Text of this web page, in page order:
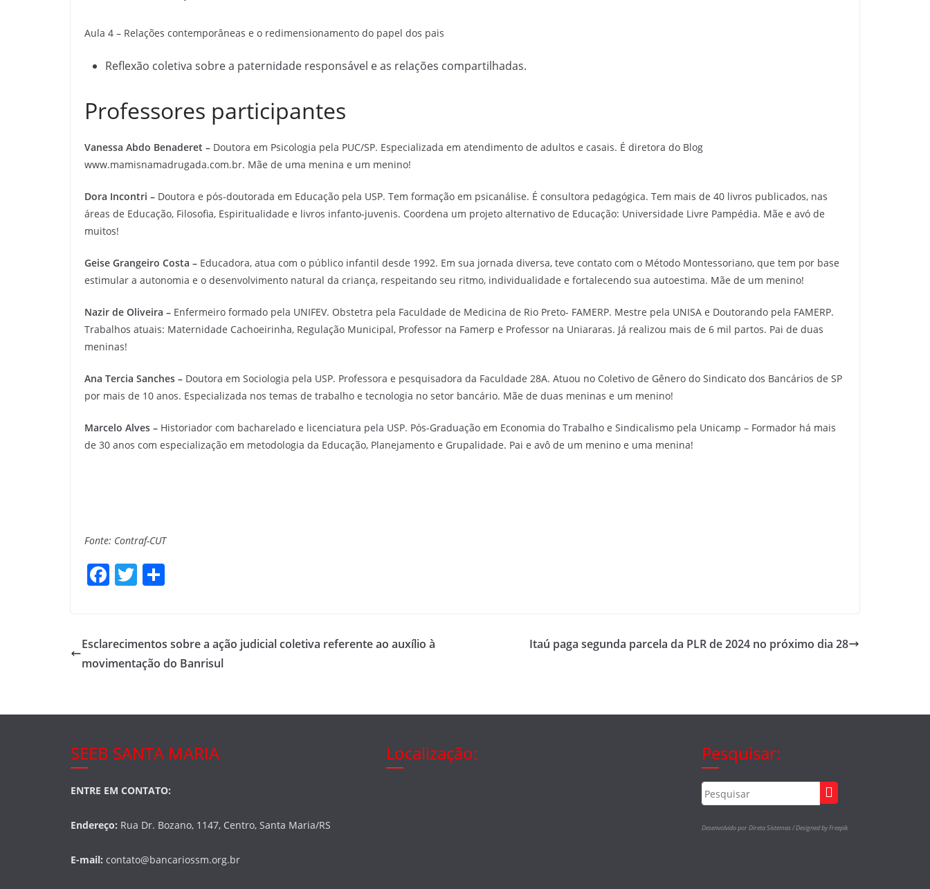
Aula 4 – Relações contemporâneas e o redimensionamento do papel dos pais
Reflexão coletiva sobre a paternidade responsável e as relações compartilhadas.
Professores participantes
Vanessa Abdo Benaderet – Doutora em Psicologia pela PUC/SP. Especializada em atendimento de adultos e casais. É diretora do Blog
www.mamisnamadrugada.com.br. Mãe de uma menina e um menino!
Dora Incontri – Doutora e pós-doutorada em Educação pela USP. Tem formação em psicanálise. É consultora pedagógica. Tem mais de 40 livros publicados, nas
áreas de Educação, Filosofia, Espiritualidade e livros infanto-juvenis. Coordena um projeto alternativo de Educação: Universidade Livre Pampédia. Mãe e avó de
muitos!
Geise Grangeiro Costa – Educadora, atua com o público infantil desde 1992. Em sua jornada diversa, teve contato com o Método Montessoriano, que tem por base
estimular a autonomia e o desenvolvimento natural da criança, respeitando seu ritmo, individualidade e fortalecendo sua autoestima. Mãe de um menino!
Nazir de Oliveira – Enfermeiro formado pela UNIFEV. Obstetra pela Faculdade de Medicina de Rio Preto- FAMERP. Mestre pela UNISA e Doutorando pela FAMERP.
Trabalhos atuais: Maternidade Cachoeirinha, Regulação Municipal, Professor na Famerp e Professor na Uniararas. Já realizou mais de 6 mil partos. Pai de duas
meninas!
Ana Tercia Sanches – Doutora em Sociologia pela USP. Professora e pesquisadora da Faculdade 28A. Atuou no Coletivo de Gênero do Sindicato dos Bancários de SP
por mais de 10 anos. Especializada nos temas de trabalho e tecnologia no setor bancário. Mãe de duas meninas e um menino!
Marcelo Alves – Historiador com bacharelado e licenciatura pela USP. Pós-Graduação em Economia do Trabalho e Sindicalismo pela Unicamp – Formador há mais
de 30 anos com especialização em metodologia da Educação, Planejamento e Grupalidade. Pai e avô de um menino e uma menina!
Fonte: Contraf-CUT
F
e
b
o
T
er e
Esclarecimentos sobre a ação judicial coletiva referente ao auxílio à
movimentação do Banrisul
Itaú paga segunda parcela da PLR de 2024 no próximo dia 28
SEEB SANTA MARIA
ENTRE EM CONTATO:
Endereço: Rua Dr. Bozano, 1147, Centro, Santa Maria/RS
E-mail: contato@bancariossm.org.br
Localização: Pesquisar:
Desenvolvido por Direta Sistemas /Designed by Freepik